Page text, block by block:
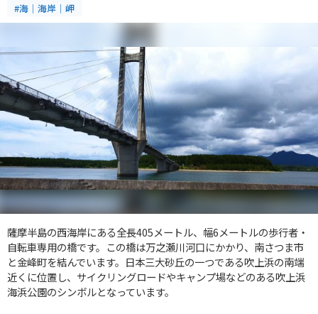
#海｜海岸｜岬
薩摩半島の西海岸にある全長405メートル、幅6メートルの歩行者・
自転車専用の橋です。この橋は万之瀬川河口にかかり、南さつま市
と金峰町を結んでいます。日本三大砂丘の一つである吹上浜の南端
近くに位置し、サイクリングロードやキャンプ場などのある吹上浜
海浜公園のシンボルとなっています。